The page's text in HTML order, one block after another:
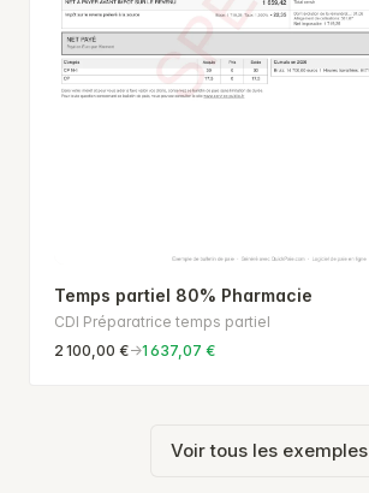
Temps partiel 80% Pharmacie
CDI Préparatrice temps partiel
2 100,00 €→1 637,07 €
Voir tous les exemples